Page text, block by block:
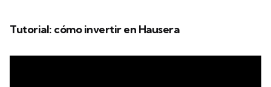
Tutorial: cómo invertir en Hausera